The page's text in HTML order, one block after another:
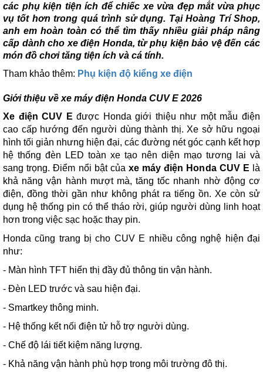
các phụ kiện tiện ích để chiếc xe vừa đẹp mắt vừa phục
vụ tốt hơn trong quá trình sử dụng. Tại Hoàng Trí Shop,
anh em hoàn toàn có thể tìm thấy nhiều giải pháp nâng
cấp dành cho xe điện Honda, từ phụ kiện bảo vệ đến các
món đồ chơi tăng tiện ích và cá tính.
Tham khảo thêm: Phụ kiện độ kiểng xe điện
Giới thiệu về xe máy điện Honda CUV E 2026
Xe điện CUV E được Honda giới thiệu như một mẫu điện
cao cấp hướng đến người dùng thành thị. Xe sở hữu ngoại
hình tối giản nhưng hiện đại, các đường nét góc cạnh kết hợp
hệ thống đèn LED toàn xe tạo nên diện mạo tương lai và
sang trọng. Điểm nổi bật của xe máy điện Honda CUV E là
khả năng vận hành mượt mà, tăng tốc nhanh nhờ động cơ
điện, đồng thời gần như không phát ra tiếng ồn. Xe còn sử
dụng hệ thống pin có thể tháo rời, giúp người dùng linh hoạt
hơn trong việc sạc hoặc thay pin.
Honda cũng trang bị cho CUV E nhiều công nghệ hiện đại
như:
- Màn hình TFT hiển thị đầy đủ thông tin vận hành.
- Đèn LED trước và sau hiện đại.
- Smartkey thông minh.
- Hệ thống kết nối điện tử hỗ trợ người dùng.
- Chế độ lái tiết kiệm năng lượng.
- Khả năng vận hành phù hợp trong môi trường đô thị.